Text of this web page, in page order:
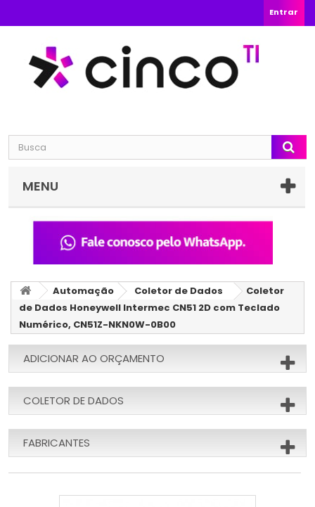
Entrar
MENU
Automação Coletor de Dados
Coletor
de Dados Honeywell Intermec CN51 2D com Teclado
Numérico, CN51Z-NKN0W-0B00
ADICIONAR AO ORÇAMENTO
COLETOR DE DADOS
FABRICANTES